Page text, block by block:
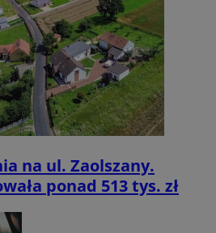
na ul. Zaolszany.
ponad 513 tys. zł